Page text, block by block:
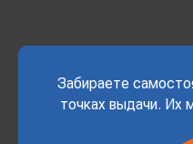
Забираете
точках выдачи. Их